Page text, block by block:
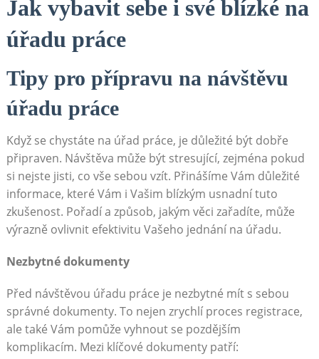
Jak vybavit sebe i své blízké na
úřadu práce
Tipy‍ pro přípravu na​ návštěvu
úřadu práce
Když se chystáte na úřad práce, je důležité být ⁤dobře
připraven. Návštěva ‍může být stresující, zejména pokud
si nejste ⁤jisti,‌ co vše sebou vzít. Přinášíme Vám důležité
informace, ​které Vám i Vašim blízkým usnadní tuto
zkušenost. Pořadí a způsob, jakým věci zařadíte, může
výrazně ovlivnit efektivitu Vašeho jednání na úřadu.
Nezbytné dokumenty
Před návštěvou úřadu práce je nezbytné mít s sebou
správné dokumenty. To nejen zrychlí proces registrace,
ale‌ také Vám ‍pomůže vyhnout se pozdějším
komplikacím. Mezi klíčové dokumenty patří: